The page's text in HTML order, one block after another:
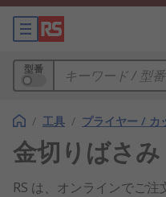
型番
/ 工具 / プライヤー / カ
金切りばさみ
RS は、オンラインでご